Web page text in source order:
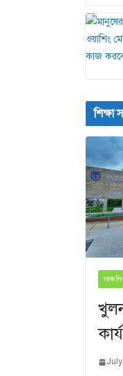
শিক্ষা